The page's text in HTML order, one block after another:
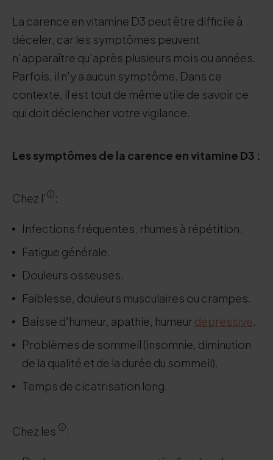
La carence en vitamine D3 peut être difficile à
déceler, car les symptômes peuvent
n'apparaître qu'après plusieurs mois ou années.
Parfois, il n'y a aucun symptôme. Dans ce
contexte, il est tout de même utile de savoir ce
qui doit déclencher votre vigilance.
Les symptômes de la carence en vitamine D3 :
Chez l' :
Infections fréquentes, rhumes à répétition.
Fatigue générale.
Douleurs osseuses.
Faiblesse, douleurs musculaires ou crampes.
Baisse d'humeur, apathie, humeur dépressive.
Problèmes de sommeil (insomnie, diminution
de la qualité et de la durée du sommeil).
Temps de cicatrisation long.
Chez les :